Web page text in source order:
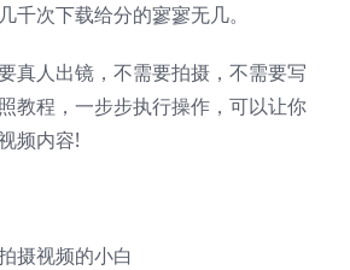
千次下载给分的寥寥无几。
真人出镜，不需要拍摄，不需要写
教程，一步步执行操作，可以让你
频内容!
摄视频的小白